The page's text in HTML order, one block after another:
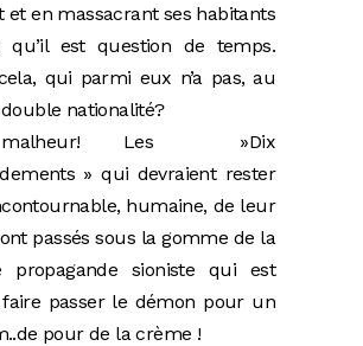
et en massacrant ses habitants
qu’il est question de temps.
qui parmi eux n’a pas, au
nationalité?
Les »Dix
» qui devraient rester
humaine, de leur
passés sous la gomme de la
propagande sioniste qui est
passer le démon pour un
pour de la crème !